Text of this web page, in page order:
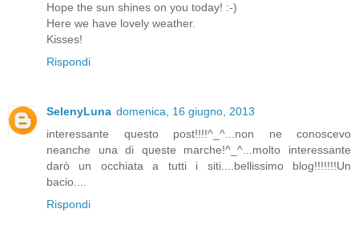
Hope the sun shines on you today! :-)
Here we have lovely weather.
Kisses!
Rispondi
SelenyLuna domenica, 16 giugno, 2013
interessante questo post!!!!^_^...non ne conoscevo
neanche una di queste marche!^_^...molto interessante
darò un occhiata a tutti i siti....bellissimo blog!!!!!!!Un
bacio....
Rispondi